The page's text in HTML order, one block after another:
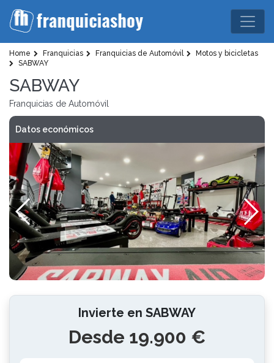
Home Franquicias Franquicias de Automóvil
Motos y bicicletas
SABWAY
SABWAY
Franquicias de Automóvil
Datos económicos
Invierte en SABWAY
Desde 19.900 €